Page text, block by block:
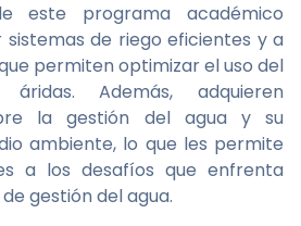
este programa académico
de riego eficientes y a
permiten optimizar el uso del
Además, adquieren
la gestión del agua y su
ambiente, lo que les permite
a los desafíos que enfrenta
gestión del agua.